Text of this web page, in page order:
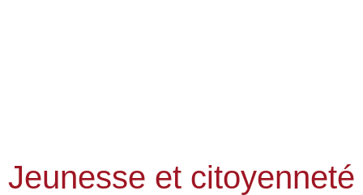
Jeunesse et citoyenneté